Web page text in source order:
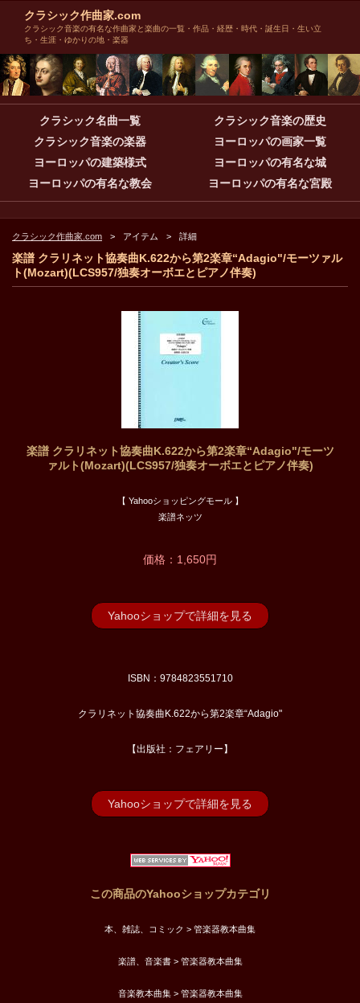
クラシック作曲家.com
クラシック音楽の有名な作曲家と楽曲の一覧・作品・経歴・時代・誕生日・生い立
ち・生涯・ゆかりの地・楽器
クラシック名曲一覧
クラシック音楽の歴史
クラシック音楽の楽器
ヨーロッパの画家一覧
ヨーロッパの建築様式
ヨーロッパの有名な城
ヨーロッパの有名な教会
ヨーロッパの有名な宮殿
クラシック作曲家.com アイテム 詳細
楽譜 クラリネット協奏曲K.622から第2楽章“Adagio"/モーツァル
ト(Mozart)(LCS957/独奏オーボエとピアノ伴奏)
楽譜 クラリネット協奏曲K.622から第2楽章“Adagio"/モーツ
ァルト(Mozart)(LCS957/独奏オーボエとピアノ伴奏)
【 Yahooショッピングモール 】
楽譜ネッツ
価格：1,650円
Yahooショップで詳細を見る
ISBN：9784823551710
クラリネット協奏曲K.622から第2楽章“Adagio"
【出版社：フェアリー】
Yahooショップで詳細を見る
この商品のYahooショップカテゴリ
本、雑誌、コミック > 管楽器教本曲集
楽譜、音楽書 > 管楽器教本曲集
音楽教本曲集 > 管楽器教本曲集